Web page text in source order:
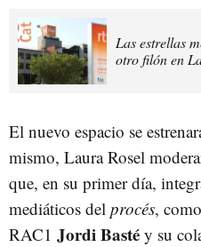
Las estrellas
otro filón en
El nuevo espacio se
mismo, Laura Rosel
que, en su primer día,
mediáticos del procés,
RAC1 Jordi Basté y su